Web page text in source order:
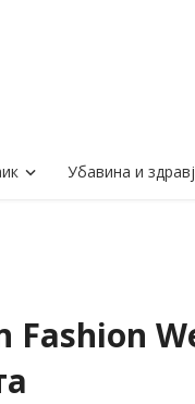
Убавина и
Fashion